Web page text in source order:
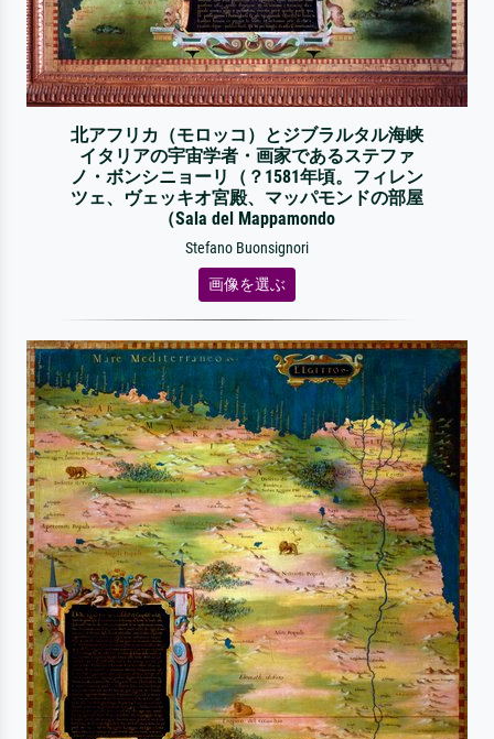
北アフリカ（モロッコ）とジブラルタル海峡
イタリアの宇宙学者・画家であるステファ
ノ・ボンシニョーリ（？1581年頃。フィレン
ツェ、ヴェッキオ宮殿、マッパモンドの部屋
（Sala del Mappamondo
Stefano Buonsignori
画像を選ぶ